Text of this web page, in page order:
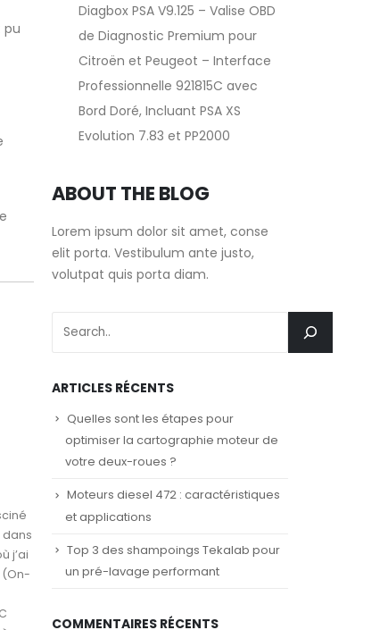
pu
j’ai
(On-
Diagbox PSA V9.125 – Valise OBD
de Diagnostic Premium pour
Citroën et Peugeot – Interface
Professionnelle 921815C avec
Bord Doré, Incluant PSA XS
Evolution 7.83 et PP2000
ABOUT THE BLOG
Lorem ipsum dolor sit amet, conse
elit porta. Vestibulum ante justo,
volutpat quis porta diam.
ARTICLES RÉCENTS
Quelles sont les étapes pour
optimiser la cartographie moteur de
votre deux-roues ?
Moteurs diesel 472 : caractéristiques
et applications
Top 3 des shampoings Tekalab pour
un pré-lavage performant
COMMENTAIRES RÉCENTS